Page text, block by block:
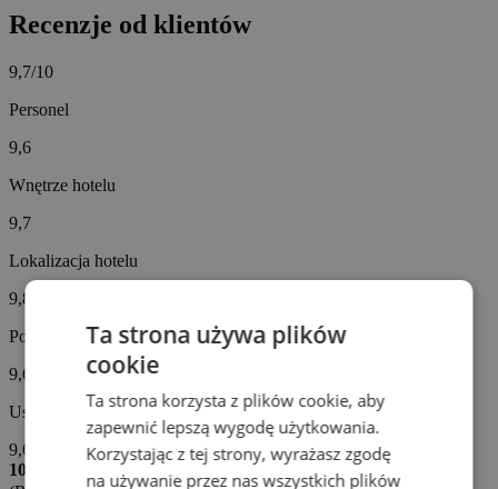
Recenzje od klientów
9,7/10
Personel
9,6
Wnętrze hotelu
9,7
Lokalizacja hotelu
9,8
Posiłki
9,6
Usługi hotelowe
9,6
10/10
Ta strona używa plików
cookie
Ta strona korzysta z plików cookie, aby
zapewnić lepszą wygodę użytkowania.
Korzystając z tej strony, wyrażasz zgodę
na używanie przez nas wszystkich plików